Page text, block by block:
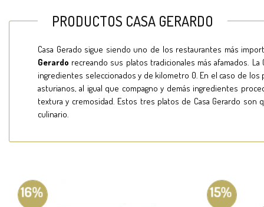
PRODUCTOS CASA GERARDO
Casa Gerado sigue siendo uno de los restaurantes más
Gerardo recreando sus platos tradicionales más afamados.
ingredientes seleccionados y de kilometro 0. En el caso de los
asturianos, al igual que compagno y demás ingredientes
textura y cremosidad. Estos tres platos de Casa Gerardo son
culinario.
16% 15%